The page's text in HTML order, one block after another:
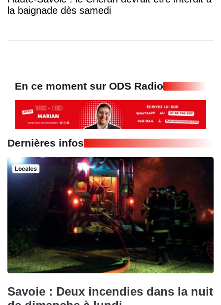
la baignade dès samedi
En ce moment sur ODS Radio
Dernières infos
Locales
Savoie : Deux incendies dans la nuit